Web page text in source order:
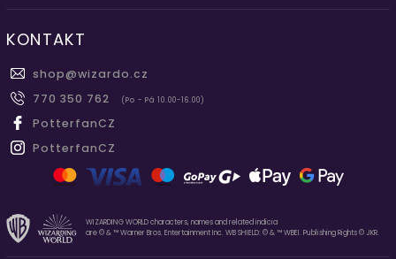
KONTAKT
shop@wizardo.cz
770 350 762
(Po - Pá 10.00-16.00)
PotterfanCZ
PotterfanCZ
WIZARDING WORLD characters, names and related indicia
are © & ™ Warner Bros. Entertainment Inc. WB SHIELD: © & ™ WBEI. Publishing Rights © JKR.